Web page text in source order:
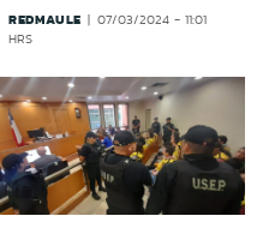
REDMAULE
07/03/2024 - 11:01
HRS